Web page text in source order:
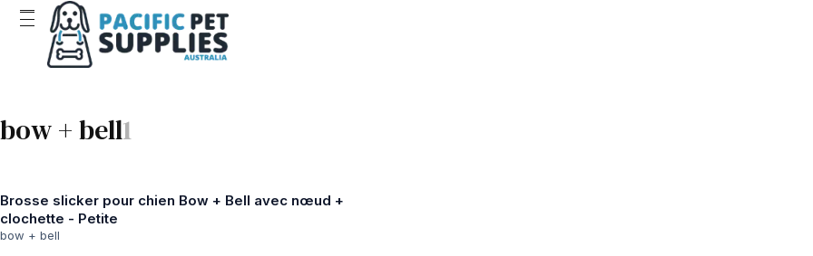
bow + bell1
Brosse slicker pour chien Bow + Bell avec nœud +
clochette - Petite
bow + bell